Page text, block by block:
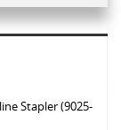
Stapler (9025-